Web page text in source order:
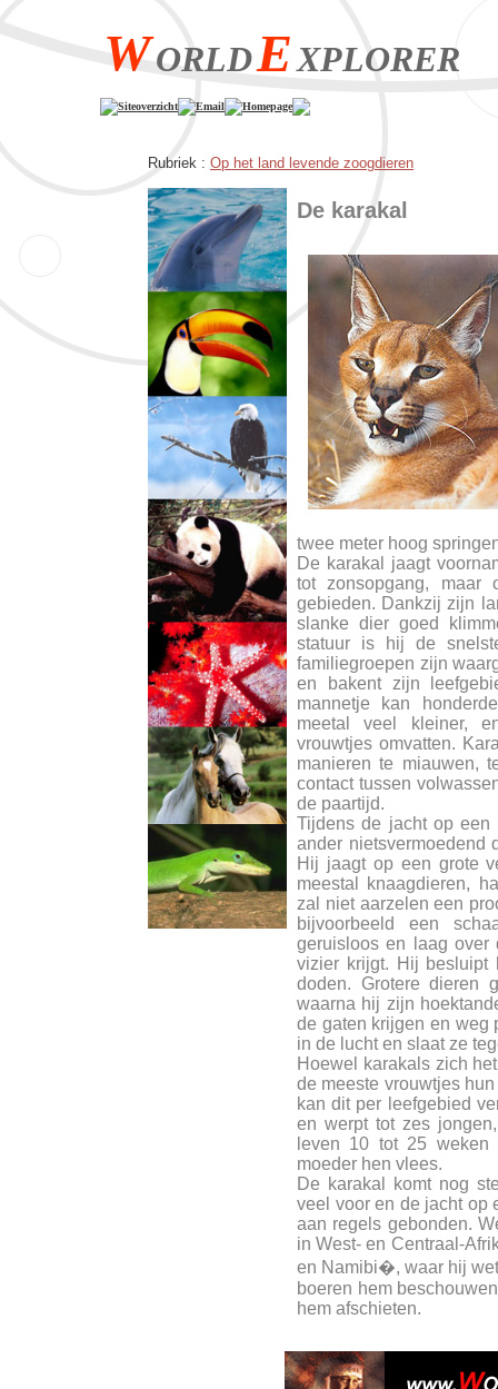
WORLDEXPLORER
Siteoverzicht Email Homepage
Rubriek : Op het land levende zoogdieren
De karakal
twee meter hoog
De karakal jaagt
tot zonsopgang,
gebieden. Dankzij zijn
slanke dier goed
statuur is hij de
familiegroepen zijn
en bakent zijn
mannetje kan
meetal veel kleiner,
vrouwtjes omvatten.
manieren te miauwen,
contact tussen
de paartijd.
Tijdens de jacht op
ander nietsvermoedend
Hij jaagt op een grote
meestal knaagdieren,
zal niet aarzelen een
bijvoorbeeld een
geruisloos en laag over
vizier krijgt. Hij
doden. Grotere dieren
waarna hij zijn
de gaten krijgen en weg
in de lucht en slaat ze
Hoewel karakals zich
de meeste vrouwtjes
kan dit per leefgebied
en werpt tot zes
leven 10 tot 25 weken
moeder hen vlees.
De karakal komt nog
veel voor en de jacht op
aan regels gebonden.
in West- en Centraal-
en Namibi�, waar hij
boeren hem
hem afschieten.